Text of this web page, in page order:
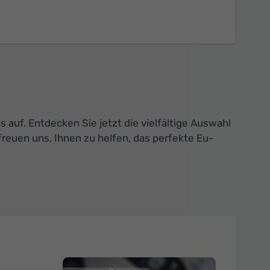
auf. Entdecken Sie jetzt die vielfältige Auswahl
uns, Ihnen zu helfen, das perfekte Eu-